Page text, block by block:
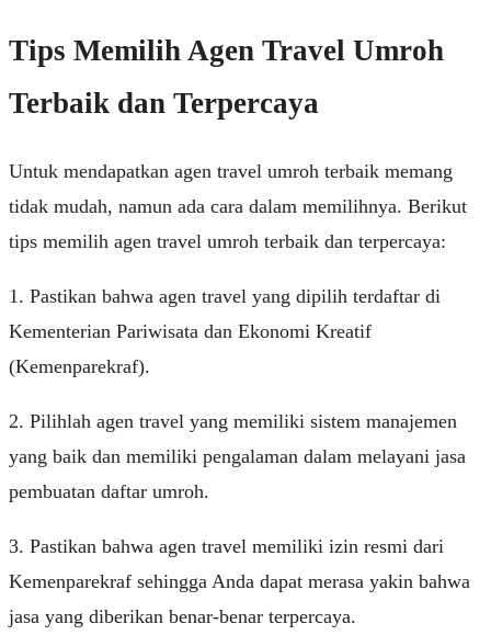
Tips Memilih Agen Travel Umroh
Terbaik dan Terpercaya
Untuk mendapatkan agen travel umroh terbaik memang
tidak mudah, namun ada cara dalam memilihnya. Berikut
tips memilih agen travel umroh terbaik dan terpercaya:
1. Pastikan bahwa agen travel yang dipilih terdaftar di
Kementerian Pariwisata dan Ekonomi Kreatif
(Kemenparekraf).
2. Pilihlah agen travel yang memiliki sistem manajemen
yang baik dan memiliki pengalaman dalam melayani jasa
pembuatan daftar umroh.
3. Pastikan bahwa agen travel memiliki izin resmi dari
Kemenparekraf sehingga Anda dapat merasa yakin bahwa
jasa yang diberikan benar-benar terpercaya.